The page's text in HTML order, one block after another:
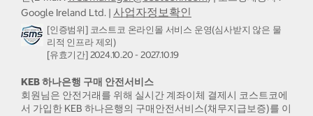
Google Ireland Ltd. | 사업자정보확인
[인증범위] 코스트코 온라인몰 서비스 운영(심사받지 않은 물
리적 인프라 제외)
[유효기간] 2024.10.20 - 2027.10.19
KEB 하나은행 구매 안전서비스
회원님은 안전거래를 위해 실시간 계좌이체 결제시 코스트코에
서 가입한 KEB 하나은행의 구매안전서비스(채무지급보증)를 이